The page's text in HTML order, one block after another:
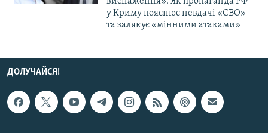
у Криму пояснює невдачі «СВО»
та залякує «мінними атаками»
ДОЛУЧАЙСЯ!